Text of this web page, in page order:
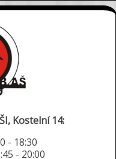
Kostelní 14:
- 18:30
- 20:00